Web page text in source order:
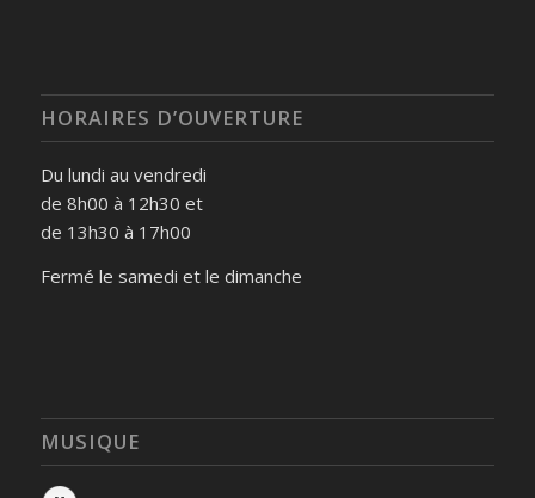
HORAIRES D’OUVERTURE
Du lundi au vendredi
de 8h00 à 12h30 et
de 13h30 à 17h00
Fermé le samedi et le dimanche
MUSIQUE